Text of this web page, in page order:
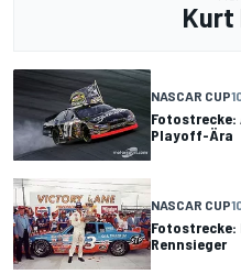
Kurt
NASCAR CUP
Fotostrecke:
Playoff-Ära
NASCAR CUP
Fotostrecke:
Rennsieger